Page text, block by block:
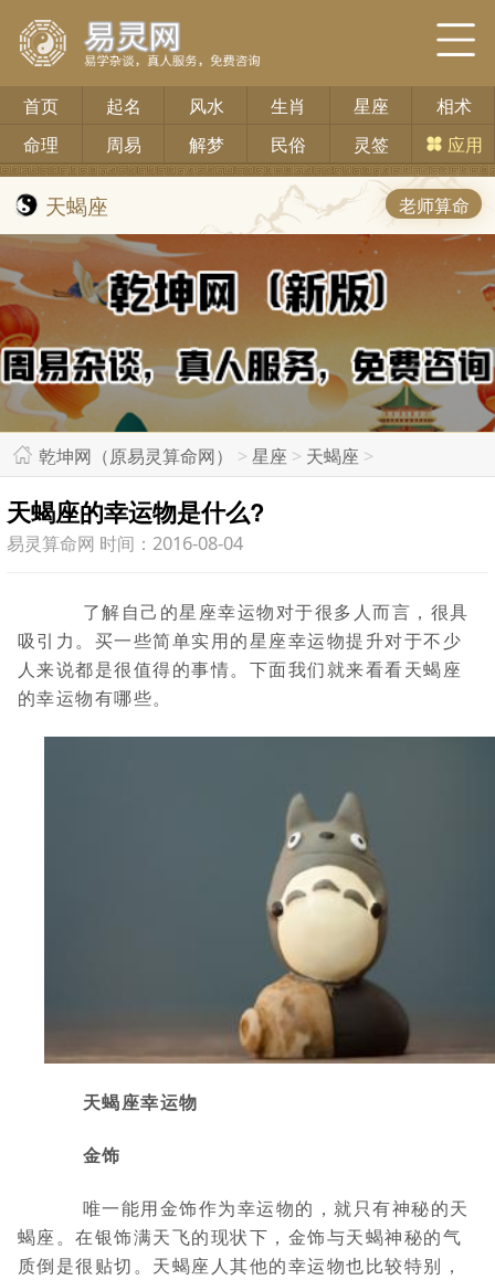
首页 起名 风水 生肖 星座
相术
命理
周易 解梦 民俗 灵签 应用
天蝎座 老师算命
乾坤网（原易灵算命网） >星座 > 天蝎座 >
天蝎座的幸运物是什么?
易灵算命网 时间：2016-08-04
了解自己的星座幸运物对于很多人而言，很具
吸引力。买一些简单实用的星座幸运物提升对于不少
人来说都是很值得的事情。下面我们就来看看天蝎座
的幸运物有哪些。
天蝎座幸运物
金饰
唯一能用金饰作为幸运物的，就只有神秘的天
蝎座。在银饰满天飞的现状下，金饰与天蝎神秘的气
质倒是很贴切。天蝎座人其他的幸运物也比较特别，